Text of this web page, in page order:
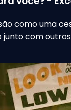
como uma
junto com